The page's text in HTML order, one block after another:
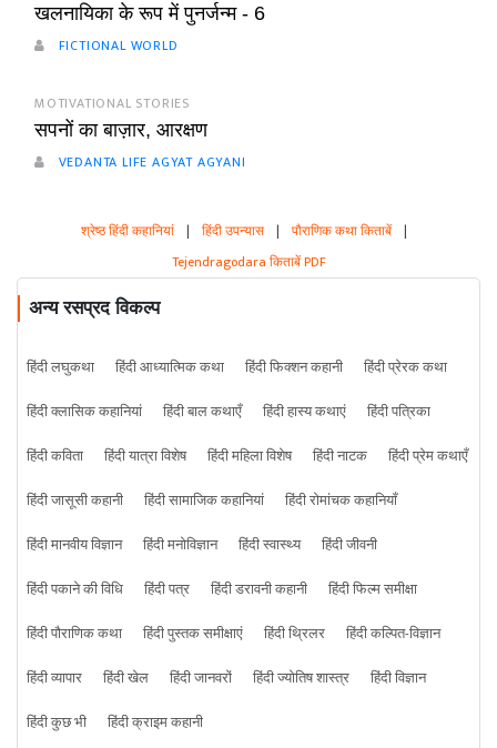
खलनायिका के रूप में पुनर्जन्म - 6
FICTIONAL WORLD
MOTIVATIONAL STORIES
सपनों का बाज़ार, आरक्षण
VEDANTA LIFE AGYAT AGYANI
श्रेष्ठ हिंदी कहानियां | हिंदी उपन्यास | पौराणिक कथा किताबें |
Tejendragodara किताबें PDF
अन्य रसप्रद विकल्प
हिंदी लघुकथा हिंदी आध्यात्मिक कथा हिंदी फिक्शन कहानी
हिंदी प्रेरक कथा
हिंदी क्लासिक कहानियां
हिंदी बाल कथाएँ हिंदी हास्य कथाएं
हिंदी पत्रिका
हिंदी कविता
हिंदी यात्रा विशेष हिंदी महिला विशेष हिंदी नाटक
हिंदी प्रेम कथाएँ
हिंदी जासूसी कहानी
हिंदी सामाजिक कहानियां
हिंदी रोमांचक कहानियाँ
हिंदी मानवीय विज्ञान
हिंदी मनोविज्ञान हिंदी स्वास्थ्य
हिंदी जीवनी
हिंदी पकाने की विधि
हिंदी पत्र हिंदी डरावनी कहानी
हिंदी फिल्म समीक्षा
हिंदी पौराणिक कथा
हिंदी पुस्तक समीक्षाएं हिंदी थ्रिलर
हिंदी कल्पित-विज्ञान
हिंदी व्यापार
हिंदी खेल हिंदी जानवरों हिंदी ज्योतिष शास्त्र
हिंदी विज्ञान
हिंदी कुछ भी
हिंदी क्राइम कहानी